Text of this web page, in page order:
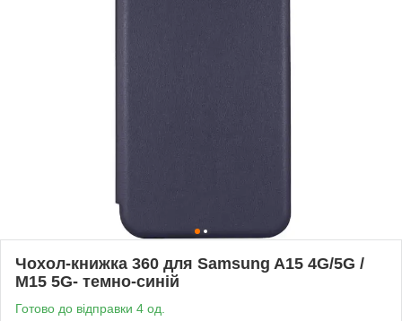
Чохол-книжка 360 для Samsung A15 4G/5G /
M15 5G- темно-синій
Готово до відправки 4 од.